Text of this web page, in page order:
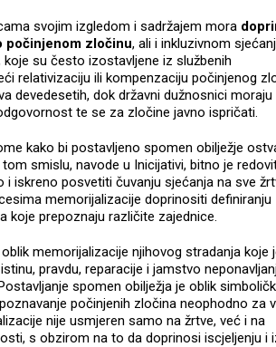
svojim izgledom i sadržajem mora
počinjenom zločinu, ali i inkluzivnom
su često izostavljene iz službenih
relativizaciju ili kompenzaciju počinjenog
devedesetih, dok državni dužnosnici moraju
te se za zločine javno ispričati.
kako bi postavljeno spomen obilježje
tom smislu, navode u Inicijativi, bitno je
iskreno posvetiti čuvanju sjećanja na sve
memorijalizacije doprinositi definiranju
koje prepoznaju različite zajednice.
memorijalizacije njihovog stradanja koje
pravdu, reparacije i jamstvo
spomen obilježja je oblik
počinjenih zločina neophodno za
nije usmjeren samo na žrtve, već i na
s obzirom na to da doprinosi iscjeljenju i